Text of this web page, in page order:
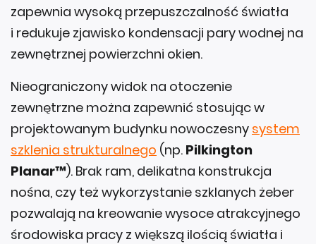
zapewnia wysoką przepuszczalność światła
i redukuje zjawisko kondensacji pary wodnej na
zewnętrznej powierzchni okien.
Nieograniczony widok na otoczenie
zewnętrzne można zapewnić stosując w
projektowanym budynku nowoczesny system
szklenia strukturalnego (np. Pilkington
Planar™). Brak ram, delikatna konstrukcja
nośna, czy też wykorzystanie szklanych żeber
pozwalają na kreowanie wysoce atrakcyjnego
środowiska pracy z większą ilością światła i